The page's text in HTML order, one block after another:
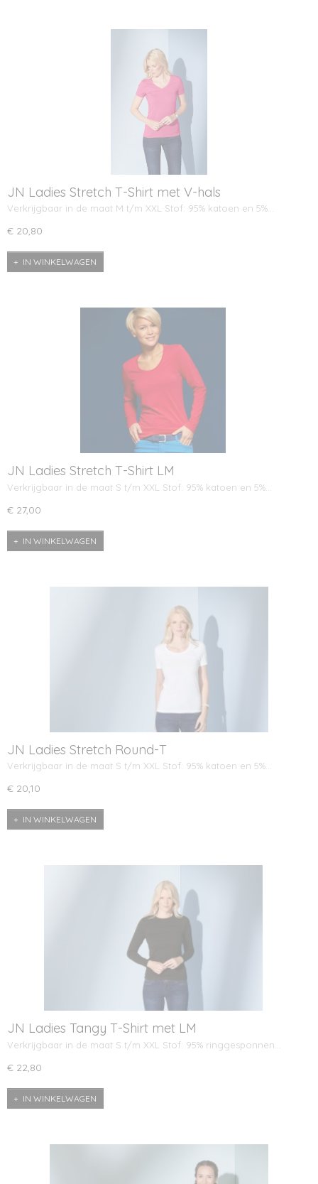
JN Ladies Stretch T-Shirt met V-hals
Verkrijgbaar in de maat M t/m XXL Stof: 95% katoen en 5%…
€ 20,80
IN WINKELWAGEN
JN Ladies Stretch T-Shirt LM
Verkrijgbaar in de maat S t/m XXL Stof: 95% katoen en 5%…
€ 27,00
IN WINKELWAGEN
JN Ladies Stretch Round-T
Verkrijgbaar in de maat S t/m XXL Stof: 95% katoen en 5%…
€ 20,10
IN WINKELWAGEN
JN Ladies Tangy T-Shirt met LM
Verkrijgbaar in de maat S t/m XXL Stof: 95% ringgesponnen…
€ 22,80
IN WINKELWAGEN